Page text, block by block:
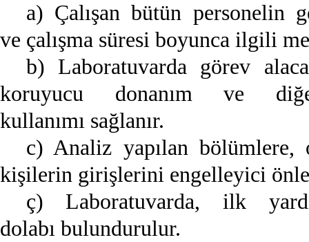
a) Çalışan bütün personelin
ve çalışma süresi boyunca ilgili
b) Laboratuvarda görev
koruyucu donanım ve
kullanımı sağlanır.
c) Analiz yapılan
kişilerin girişlerini engelleyici
ç) Laboratuvarda, ilk
dolabı bulundurulur.